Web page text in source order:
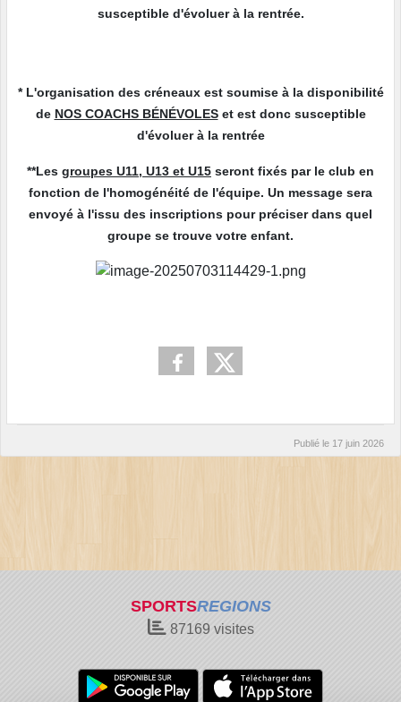
susceptible d'évoluer à la rentrée.
* L'organisation des créneaux est soumise à la disponibilité
de NOS COACHS BÉNÉVOLESet est donc susceptible
d'évoluer à la rentrée
**Les groupes U11, U13 et U15 seront fixés par le club en
fonction de l'homogénéité de l'équipe. Un message sera
envoyé à l'issu des inscriptions pour préciser dans quel
groupe se trouve votre enfant.
Publié le 17 juin 2026
SPORTSREGIONS
87169 visites